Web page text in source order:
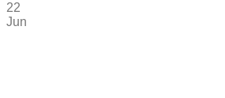
22
Jun